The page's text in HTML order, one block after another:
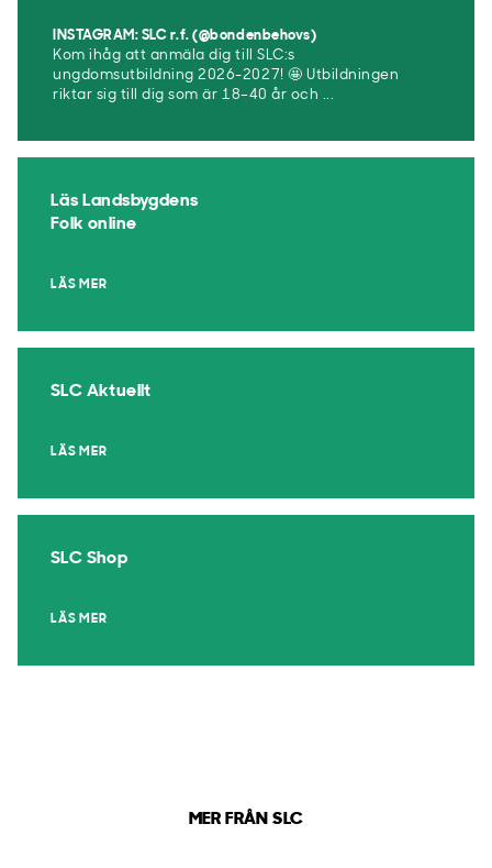
INSTAGRAM: SLC r.f. (@bondenbehovs)
Kom ihåg att anmäla dig till SLC:s
ungdomsutbildning 2026-2027! 🤩 Utbildningen
riktar sig till dig som är 18–40 år och ...
Läs Landsbygdens
Folk online
LÄS MER
SLC Aktuellt
LÄS MER
SLC Shop
LÄS MER
MER FRÅN SLC